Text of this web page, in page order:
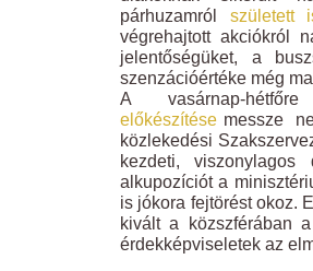
párhuzamról született
végrehajtott akciókról
jelentőségüket, a
szenzációértéke még
A vasárnap-
előkészítése messze
közlekedési
kezdeti,
alkupozíciót a
is jókora fejtörést okoz.
kivált a közszférában
érdekképviseletek az